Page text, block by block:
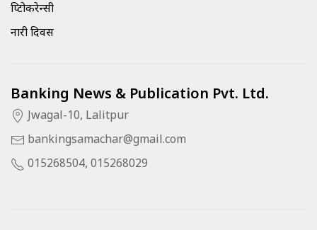
क्रिप्टोकरेन्सी
नारी दिवस
Banking News & Publication Pvt. Ltd.
Jwagal-10, Lalitpur
bankingsamachar@gmail.com
015268504, 015268029